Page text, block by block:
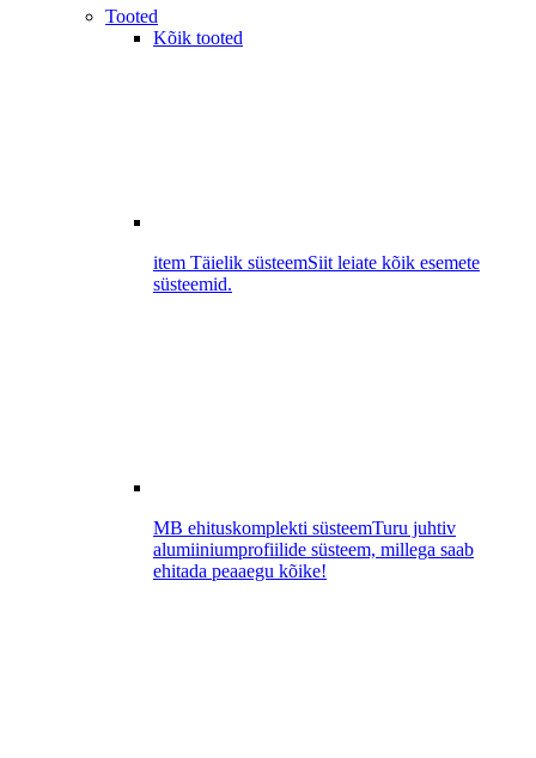
Tooted
Kõik tooted
item Täielik süsteemSiit leiate kõik esemete
süsteemid.
MB ehituskomplekti süsteemTuru juhtiv
alumiiniumprofiilide süsteem, millega saab
ehitada peaaegu kõike!